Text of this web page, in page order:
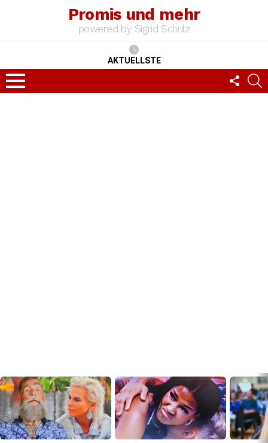
Promis und mehr
powered by Sigrid Schulz
AKTUELLSTE
Menu
US
TOP
NEWS